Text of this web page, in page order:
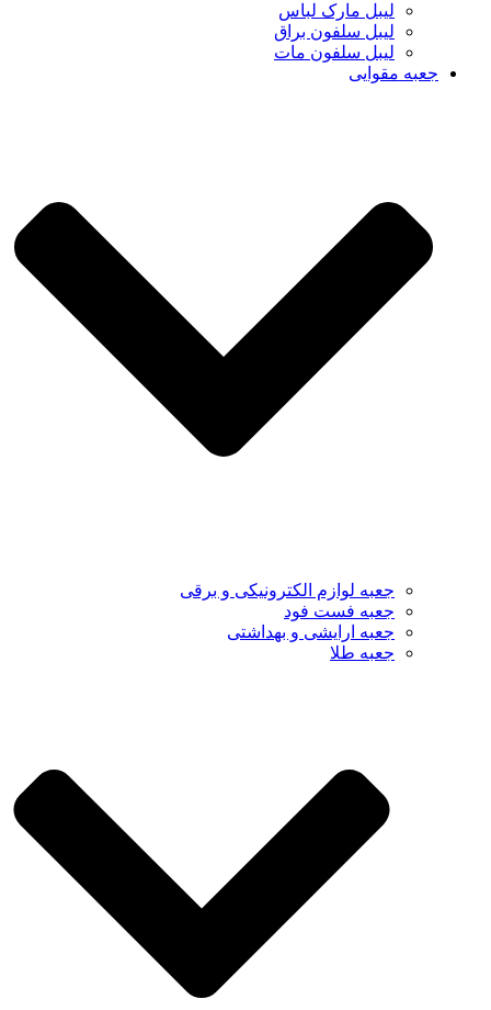
لیبل مارک لباس
لیبل سلفون براق
لیبل سلفون مات
جعبه مقوایی
جعبه لوازم الکترونیکی و برقی
جعبه فست فود
جعبه ارایشی و بهداشتی
جعبه طلا